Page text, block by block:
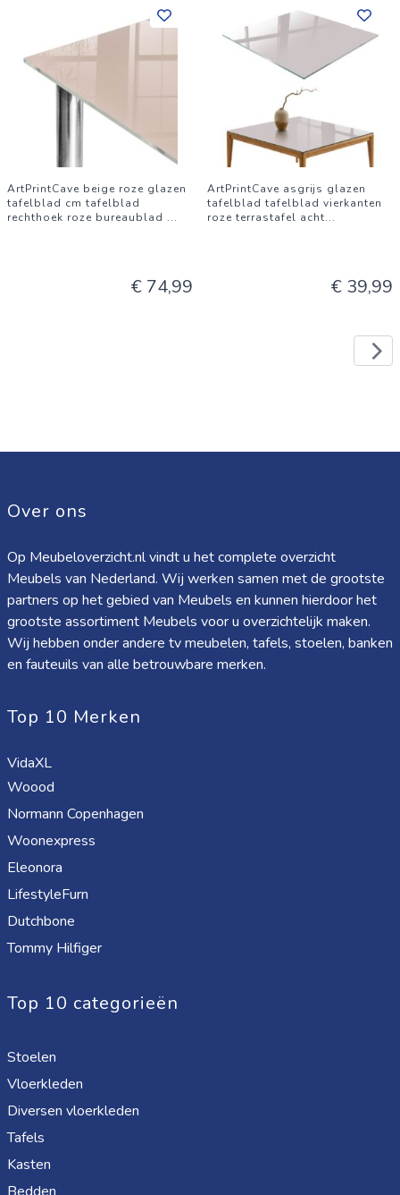
ArtPrintCave beige roze glazen
tafelblad cm tafelblad
rechthoek roze bureaublad ...
€ 74,99
ArtPrintCave asgrijs glazen
tafelblad tafelblad vierkanten
roze terrastafel acht...
€ 39,99
Over ons
Op Meubeloverzicht.nl vindt u het complete overzicht
Meubels van Nederland. Wij werken samen met de grootste
partners op het gebied van Meubels en kunnen hierdoor het
grootste assortiment Meubels voor u overzichtelijk maken.
Wij hebben onder andere tv meubelen, tafels, stoelen, banken
en fauteuils van alle betrouwbare merken.
Top 10 Merken
VidaXL
Woood
Normann Copenhagen
Woonexpress
Eleonora
LifestyleFurn
Dutchbone
Tommy Hilfiger
Top 10 categorieën
Stoelen
Vloerkleden
Diversen vloerkleden
Tafels
Kasten